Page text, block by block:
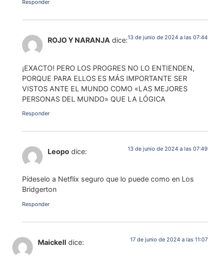
Responder
ROJO Y NARANJA dice:13 de junio de 2024 a las 07:44
¡EXACTO! PERO LOS PROGRES NO LO ENTIENDEN,
PORQUE PARA ELLOS ES MÁS IMPORTANTE SER
VISTOS ANTE EL MUNDO COMO «LAS MEJORES
PERSONAS DEL MUNDO» QUE LA LÓGICA
Responder
Leopo dice: 13 de junio de 2024 a las 07:49
Pídeselo a Netflix seguro que lo puede como en Los
Bridgerton
Responder
Maickell dice: 17 de junio de 2024 a las 11:07